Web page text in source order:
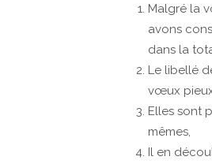
Malgré la
avons
dans la
Le libellé
vœux
Elles sont
mêmes,
Il en